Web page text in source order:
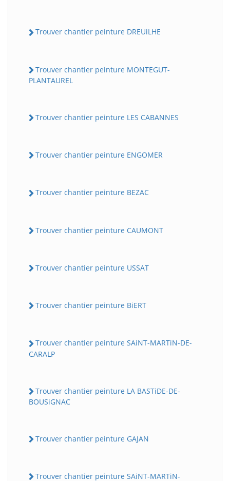
Trouver chantier peinture DREUiLHE
Trouver chantier peinture MONTEGUT-
PLANTAUREL
Trouver chantier peinture LES CABANNES
Trouver chantier peinture ENGOMER
Trouver chantier peinture BEZAC
Trouver chantier peinture CAUMONT
Trouver chantier peinture USSAT
Trouver chantier peinture BiERT
Trouver chantier peinture SAiNT-MARTiN-DE-
CARALP
Trouver chantier peinture LA BASTiDE-DE-
BOUSiGNAC
Trouver chantier peinture GAJAN
Trouver chantier peinture SAiNT-MARTiN-